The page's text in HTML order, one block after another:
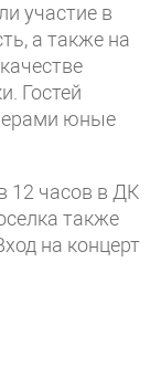
участие в
а также на
Гостей
юные
12 часов в ДК
также
на концерт